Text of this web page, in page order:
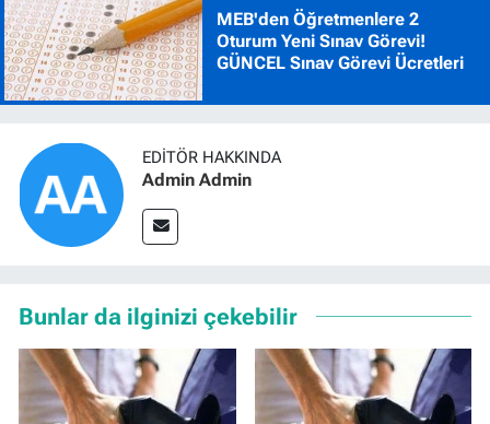
MEB'den Öğretmenlere 2
Oturum Yeni Sınav Görevi!
GÜNCEL Sınav Görevi Ücretleri
EDITÖR HAKKINDA
Admin Admin
Bunlar da ilginizi çekebilir